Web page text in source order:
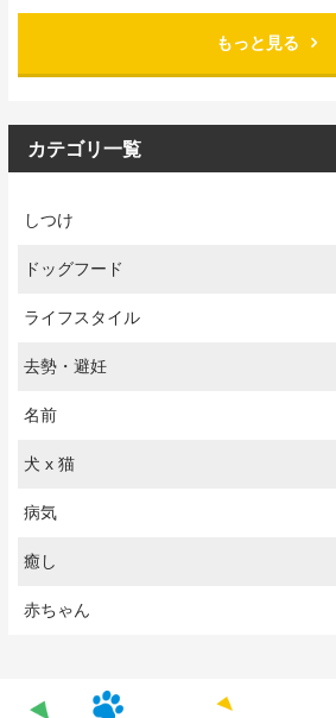
もっと見る
カテゴリ一覧
しつけ
ドッグフード
ライフスタイル
去勢・避妊
名前
犬 x 猫
病気
癒し
赤ちゃん